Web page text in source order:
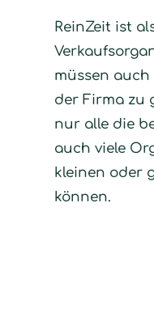
ReinZeit ist
müssen auch
der Firma zu
nur alle die
auch viele
kleinen oder
können.